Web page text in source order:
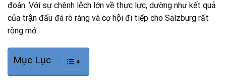
đoán. Với sự chênh lệch lớn về thực lực, dường như kết quả
của trận đấu đã rõ ràng và cơ hội đi tiếp cho Salzburg rất
rộng mở.
Mục Lục